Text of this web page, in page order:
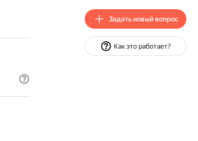
Задать новый вопрос
Как это работает?